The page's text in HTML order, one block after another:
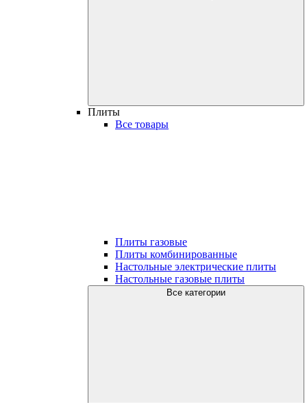
Плиты
Все товары
Плиты газовые
Плиты комбинированные
Настольные электрические плиты
Настольные газовые плиты
Все категории